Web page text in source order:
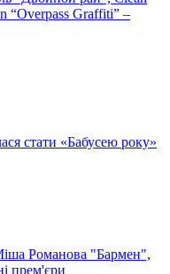
“Overpass Graffiti” –
стати «Бабусею року»
Романова "Бармен",
прем'єри